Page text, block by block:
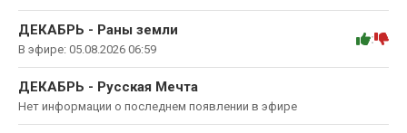
ДЕКАБРЬ - Раны земли
В эфире: 05.08.2026 06:59
:
ДЕКАБРЬ - Русская Мечта
Нет информации о последнем появлении в эфире